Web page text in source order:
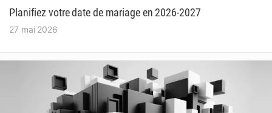
Planifiez votre date de mariage en 2026-2027
27 mai 2026